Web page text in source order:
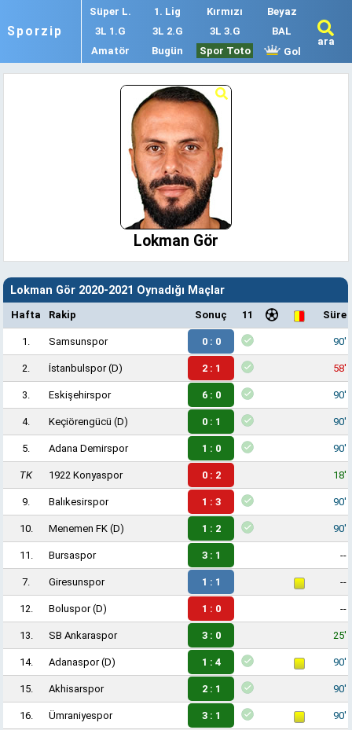
Sporzip
Süper L. 1. Lig Kırmızı
Beyaz
3L 1.G
3L 2.G 3L 3.G
BAL
Amatör
Bugün Spor Toto Gol
ara
Lokman Gör
Lokman Gör 2020-2021 Oynadığı Maçlar
Hafta Rakip Sonuç 11 Süre
1. Samsunspor 0 : 0 90'
2. İstanbulspor(D) 2 : 1 58'
3. Eskişehirspor 6 : 0 90'
4. Keçiörengücü (D) 0 : 1 90'
5. Adana Demirspor 1 : 0 90'
TK 1922 Konyaspor 0 : 2 18'
9. Balıkesirspor 1 : 3 90'
10. Menemen FK (D) 1 : 2 90'
11. Bursaspor 3 : 1 --
7. Giresunspor 1 : 1 --
12. Boluspor(D) 1 : 0 --
13. SB Ankaraspor 3 : 0 25'
14. Adanaspor(D) 1 : 4 90'
15. Akhisarspor 2 : 1 90'
16. Ümraniyespor 3 : 1 90'